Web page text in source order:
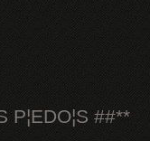
P¦EDO¦S ##**